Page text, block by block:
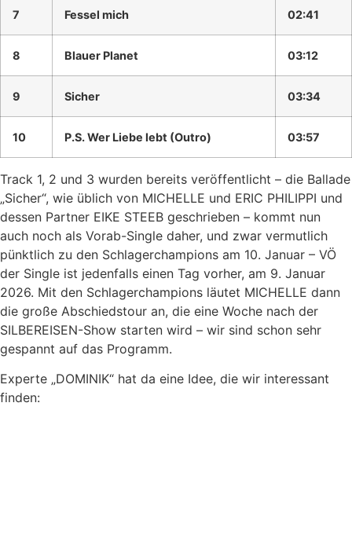
7 Fessel mich 02:41
8 Blauer Planet 03:12
9 Sicher 03:34
10 P.S. Wer Liebe lebt (Outro) 03:57
Track 1, 2 und 3 wurden bereits veröffentlicht – die Ballade
„Sicher“, wie üblich von MICHELLE und ERIC PHILIPPI und
dessen Partner EIKE STEEB geschrieben – kommt nun
auch noch als Vorab-Single daher, und zwar vermutlich
pünktlich zu den Schlagerchampions am 10. Januar – VÖ
der Single ist jedenfalls einen Tag vorher, am 9. Januar
2026. Mit den Schlagerchampions läutet MICHELLE dann
die große Abschiedstour an, die eine Woche nach der
SILBEREISEN-Show starten wird – wir sind schon sehr
gespannt auf das Programm.
Experte „DOMINIK“ hat da eine Idee, die wir interessant
finden: